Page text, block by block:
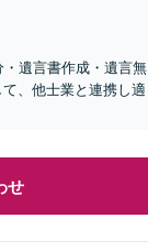
・遺言書作成・遺言無
、他士業と連携し適
せ